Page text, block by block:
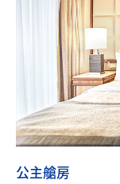
公主艙房